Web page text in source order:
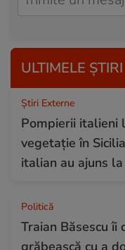
ULTIMELE ȘTIRI
Știri Externe
Pompierii italieni
vegetație în
italian au ajuns
Politică
Traian Băsescu îi
grăbească cu a